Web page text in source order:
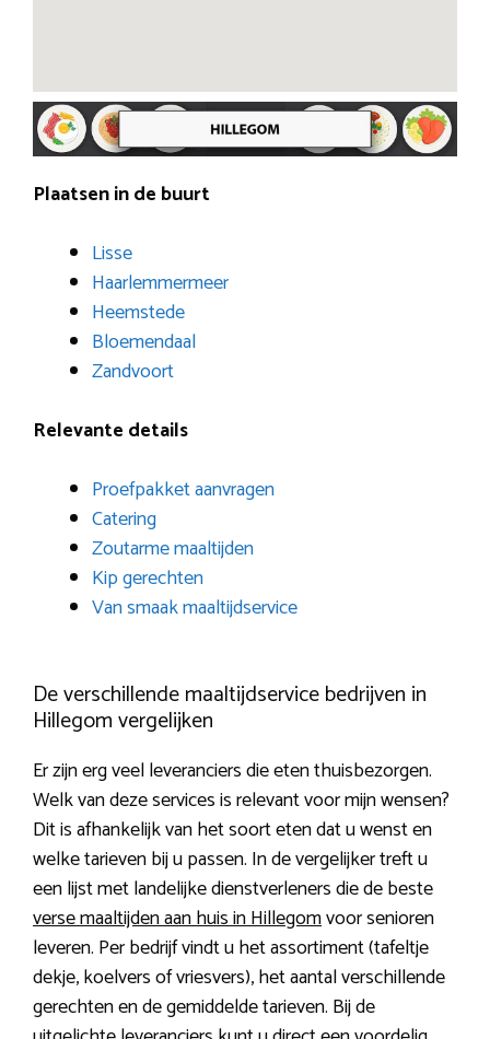
Plaatsen in de buurt
Lisse
Haarlemmermeer
Heemstede
Bloemendaal
Zandvoort
Relevante details
Proefpakket aanvragen
Catering
Zoutarme maaltijden
Kip gerechten
Van smaak maaltijdservice
De verschillende maaltijdservice bedrijven in
Hillegom vergelijken
Er zijn erg veel leveranciers die eten thuisbezorgen.
Welk van deze services is relevant voor mijn wensen?
Dit is afhankelijk van het soort eten dat u wenst en
welke tarieven bij u passen. In de vergelijker treft u
een lijst met landelijke dienstverleners die de beste
verse maaltijden aan huis in Hillegomvoor senioren
leveren. Per bedrijf vindt u het assortiment (tafeltje
dekje, koelvers of vriesvers), het aantal verschillende
gerechten en de gemiddelde tarieven. Bij de